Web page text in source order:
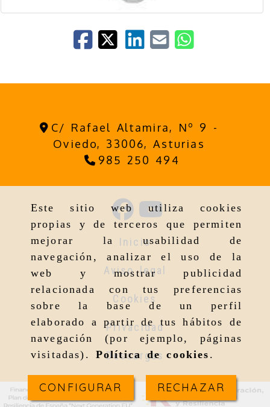
Este sitio web utiliza cookies
propias y de terceros que permiten
mejorar la usabilidad de
navegación, analizar el uso de la
web y mostrar publicidad
relacionada con tus preferencias
sobre la base de un perfil
elaborado a partir de tus hábitos de
navegación (por ejemplo, páginas
visitadas). Política de cookies .
CONFIGURAR RECHAZAR
C/ Rafael Altamira, Nº 9 -
Oviedo, 33006,Asturias
985 250 494
Inicio
Aviso legal
Cookies
Privacidad
Descargas